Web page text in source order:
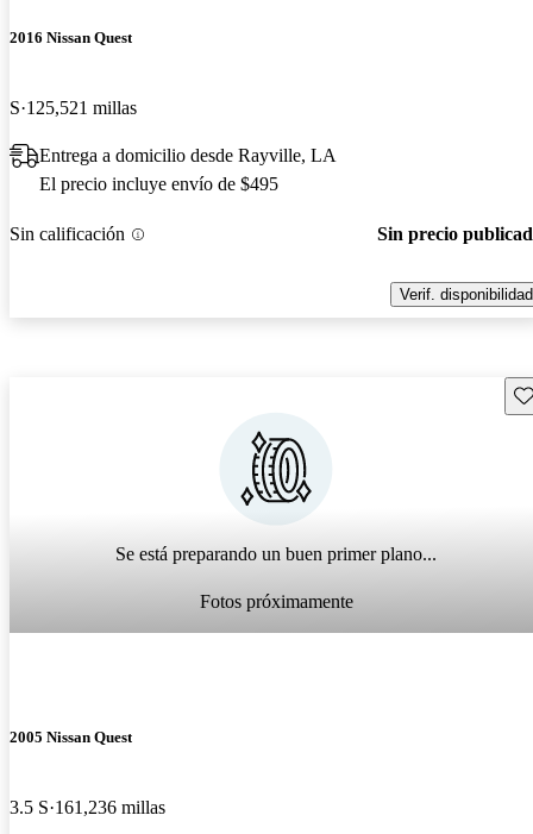
2016 Nissan Quest
S 125,521 millas
Entrega a domicilio desde Rayville, LA
El precio incluye envío de $495
Sin calificación Sin precio
Verif. disponibilidad
Se está preparando un buen primer plano...
Fotos próximamente
2005 Nissan Quest
3.5 S 161,236 millas